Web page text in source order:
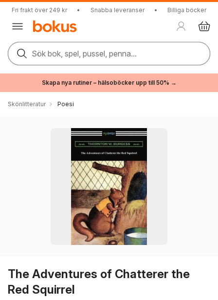
Fri frakt över 249 kr • Snabba leveranser • Billiga böcker
Sök bok, spel, pussel, penna...
Skapa nya rutiner – hälsoböcker upp till 50% →
Skönlitteratur Poesi
The Adventures of Chatterer the
Red Squirrel